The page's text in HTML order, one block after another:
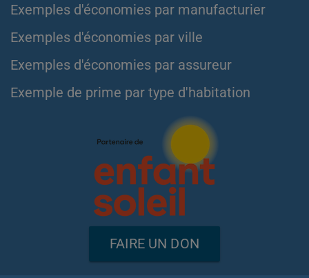
Exemples d'économies par manufacturier
Exemples d'économies par ville
Exemples d'économies par assureur
Exemple de prime par type d'habitation
FAIRE UN DON